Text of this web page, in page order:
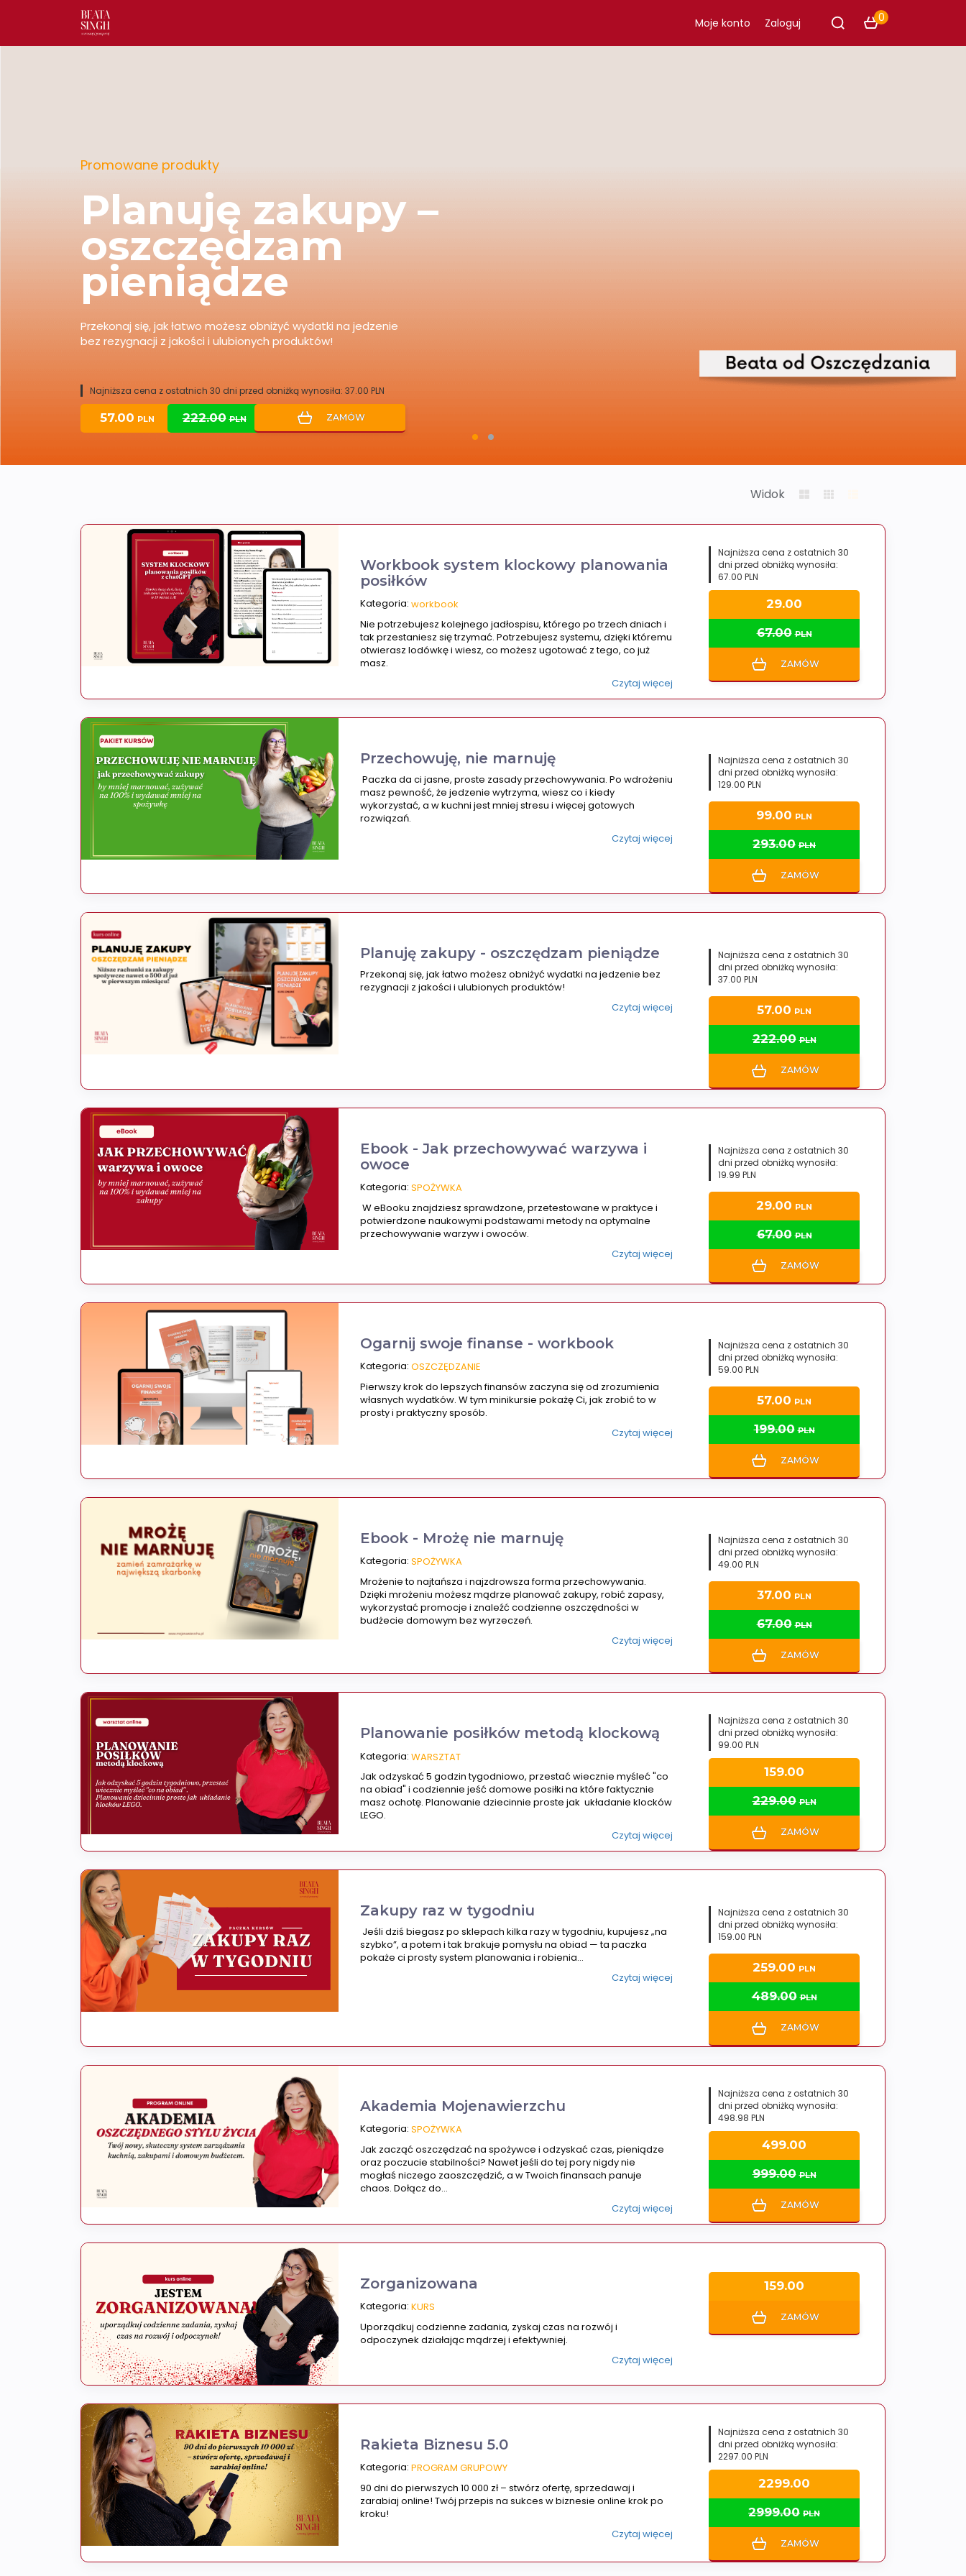
Moje konto Zaloguj 0
Promowane produkty
Ebook – Mrożę nie
marnuję
Mrożenie to najtańsza i najzdrowsza forma przechowywania.
Dzięki mrożeniu możesz mądrze planować zakupy, robić
zapasy, wykorzystać promocje i znaleźć codzienne
oszczędności w budżecie domowym bez wyrzeczeń.
Najniższa cena z ostatnich 30 dni przed obniżką wynosiła: 49.00 PLN
37.00 67.00 PLN ZAMÓW
Widok
Workbook system klockowy planowania
posiłków
Kategoria: workbook
Nie potrzebujesz kolejnego jadłospisu, którego po trzech dniach i
tak przestaniesz się trzymać. Potrzebujesz systemu, dzięki któremu
otwierasz lodówkę i wiesz, co możesz ugotować z tego, co już
masz.
Czytaj więcej
Najniższa cena z ostatnich 30
dni przed obniżką wynosiła:
67.00 PLN
29.00
67.00 PLN
ZAMÓW
Przechowuję, nie marnuję
Paczka da ci jasne, proste zasady przechowywania. Po wdrożeniu
masz pewność, że jedzenie wytrzyma, wiesz co i kiedy
wykorzystać, a w kuchni jest mniej stresu i więcej gotowych
rozwiązań.
Czytaj więcej
Najniższa cena z ostatnich 30
dni przed obniżką wynosiła:
129.00 PLN
99.00 PLN
293.00 PLN
ZAMÓW
Planuję zakupy - oszczędzam pieniądze
Przekonaj się, jak łatwo możesz obniżyć wydatki na jedzenie bez
rezygnacji z jakości i ulubionych produktów!
Czytaj więcej
Najniższa cena z ostatnich 30
dni przed obniżką wynosiła:
37.00 PLN
57.00 PLN
222.00 PLN
ZAMÓW
Ebook - Jak przechowywać warzywa i
owoce
Kategoria: SPOŻYWKA
W eBooku znajdziesz sprawdzone, przetestowane w praktyce i
potwierdzone naukowymi podstawami metody na optymalne
przechowywanie warzyw i owoców.
Czytaj więcej
Najniższa cena z ostatnich 30
dni przed obniżką wynosiła:
19.99 PLN
29.00 PLN
67.00 PLN
ZAMÓW
Ogarnij swoje finanse - workbook
Kategoria: OSZCZĘDZANIE
Pierwszy krok do lepszych finansów zaczyna się od zrozumienia
własnych wydatków. W tym minikursie pokażę Ci, jak zrobić to w
prosty i praktyczny sposób.
Czytaj więcej
Najniższa cena z ostatnich 30
dni przed obniżką wynosiła:
59.00 PLN
57.00 PLN
199.00 PLN
ZAMÓW
Ebook - Mrożę nie marnuję
Kategoria: SPOŻYWKA
Mrożenie to najtańsza i najzdrowsza forma przechowywania.
Dzięki mrożeniu możesz mądrze planować zakupy, robić zapasy,
wykorzystać promocje i znaleźć codzienne oszczędności w
budżecie domowym bez wyrzeczeń.
Czytaj więcej
Najniższa cena z ostatnich 30
dni przed obniżką wynosiła:
49.00 PLN
37.00 PLN
67.00 PLN
ZAMÓW
Planowanie posiłków metodą klockową
Kategoria: WARSZTAT
Jak odzyskać 5 godzin tygodniowo, przestać wiecznie myśleć "co
na obiad" i codziennie jeść domowe posiłki na które faktycznie
masz ochotę. Planowanie dziecinnie proste jak układanie klocków
LEGO.
Czytaj więcej
Najniższa cena z ostatnich 30
dni przed obniżką wynosiła:
99.00 PLN
159.00
229.00 PLN
ZAMÓW
Zakupy raz w tygodniu
Jeśli dziś biegasz po sklepach kilka razy w tygodniu, kupujesz „na
szybko”, a potem i tak brakuje pomysłu na obiad — ta paczka
pokaże ci prosty system planowania i robienia…
Czytaj więcej
Najniższa cena z ostatnich 30
dni przed obniżką wynosiła:
159.00 PLN
259.00 PLN
489.00 PLN
ZAMÓW
Akademia Mojenawierzchu
Kategoria: SPOŻYWKA
Jak zacząć oszczędzać na spożywce i odzyskać czas, pieniądze
oraz poczucie stabilności? Nawet jeśli do tej pory nigdy nie
mogłaś niczego zaoszczędzić, a w Twoich finansach panuje
chaos. Dołącz do…
Czytaj więcej
Najniższa cena z ostatnich 30
dni przed obniżką wynosiła:
498.98 PLN
499.00
999.00 PLN
ZAMÓW
Zorganizowana
Kategoria: KURS
Uporządkuj codzienne zadania, zyskaj czas na rozwój i
odpoczynek działając mądrzej i efektywniej.
Czytaj więcej
159.00
ZAMÓW
Rakieta Biznesu 5.0
Kategoria: PROGRAM GRUPOWY
90 dni do pierwszych 10 000 zł – stwórz ofertę, sprzedawaj i
zarabiaj online! Twój przepis na sukces w biznesie online krok po
kroku!
Czytaj więcej
Najniższa cena z ostatnich 30
dni przed obniżką wynosiła:
2297.00 PLN
2299.00
2999.00 PLN
ZAMÓW